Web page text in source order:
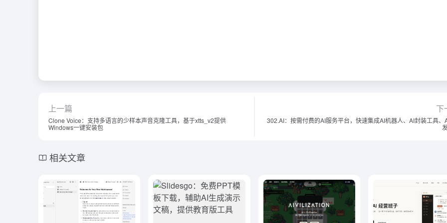
上一篇
Clone Voice：支持多语言的少样本声音克隆工具，基于xtts_v2提供
Windows一键安装包
下
302.AI：按需付费的AI服务平台，快速集成AI机器人、AI封装工具、
相关文章